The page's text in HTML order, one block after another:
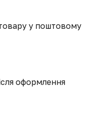
у поштовому
оформлення